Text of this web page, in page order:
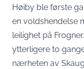
Høiby ble første
en voldshendelse
leilighet på
ytterligere to
nærheten av